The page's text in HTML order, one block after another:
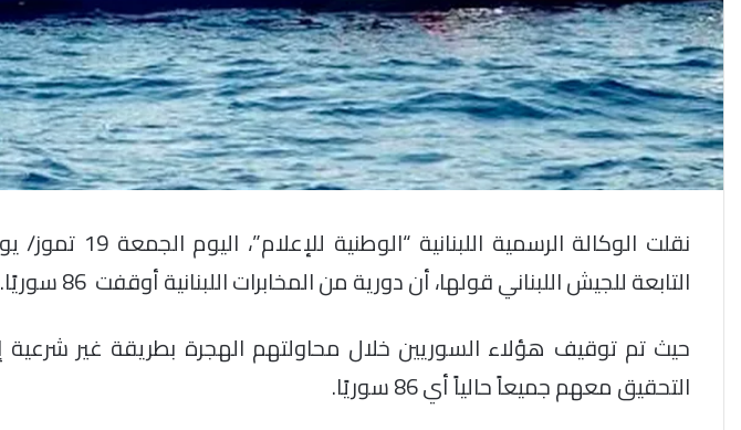
نقلت الوكالة الرسمية
التابعة للجيش اللبناني قولها، أن دورية من المخابرات اللبنانية أوقفت 86 سوريًا.
حيث تم توقيف هؤلاء السوريين خلال محاولتهم الهجرة بطريقة غير شرعية
التحقيق معهم جميعاً حالياً أي 86 سوريًا.